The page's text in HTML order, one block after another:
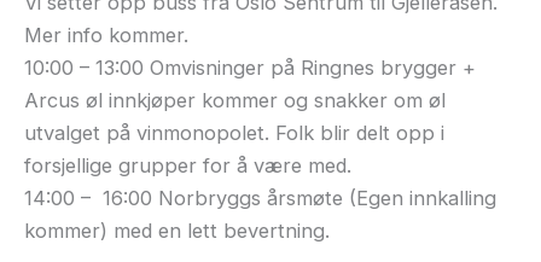
Mer info kommer.
10:00 – 13:00 Omvisninger på Ringnes brygger +
Arcus øl innkjøper kommer og snakker om øl
utvalget på vinmonopolet. Folk blir delt opp i
forsjellige grupper for å være med.
14:00 – 16:00 Norbryggs årsmøte (Egen innkalling
kommer) med en lett bevertning.